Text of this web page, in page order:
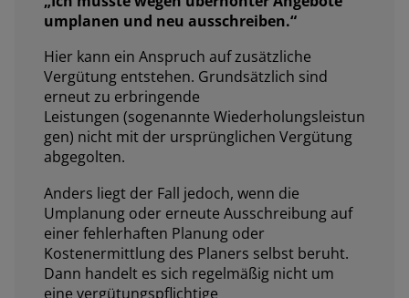
umplanen und neu ausschreiben.“
Hier kann ein Anspruch auf zusätzliche
Vergütung entstehen. Grundsätzlich sind
erneut zu erbringende
Leistungen (sogenannte Wiederholungsleistun
gen) nicht mit der ursprünglichen Vergütung
abgegolten.
Anders liegt der Fall jedoch, wenn die
Umplanung oder erneute Ausschreibung auf
einer fehlerhaften Planung oder
Kostenermittlung des Planers selbst beruht.
Dann handelt es sich regelmäßig nicht um
eine vergütungspflichtige